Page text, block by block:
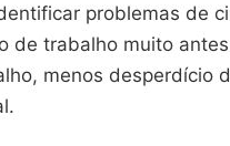
problemas de
de trabalho muito
menos desperdício